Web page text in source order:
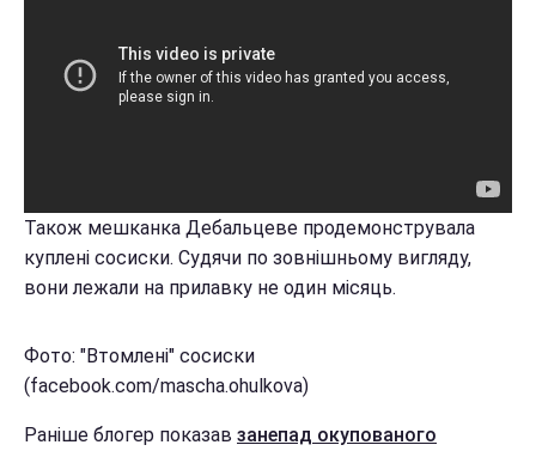
Також мешканка Дебальцеве продемонструвала
куплені сосиски. Судячи по зовнішньому вигляду,
вони лежали на прилавку не один місяць.
Фото: "Втомлені" сосиски
(facebook.com/mascha.ohulkova)
Раніше блогер показав занепад окупованого